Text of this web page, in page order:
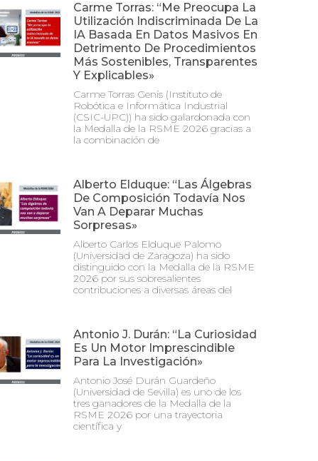
Carme Torras: “Me Preocupa La
Utilización Indiscriminada De La
IA Basada En Datos Masivos En
Detrimento De Procedimientos
Más Sostenibles, Transparentes
Y Explicables»
Carme Torras Genís (Instituto de
Robótica e Informática Industrial
(CSIC-UPC)) ha sido galardonada con
la Medalla de la RSME 2026 gracias a
la combinación de
Alberto Elduque: “Las Álgebras
De Composición Todavía Nos
Van A Deparar Muchas
Sorpresas»
Alberto Carlos Elduque Palomo
(Universidad de Zaragoza) ha sido
distinguido con la Medalla de la RSME
2026 por sus sobresalientes
contribuciones a diversas áreas del
Antonio J. Durán: “La Curiosidad
Es Un Motor Imprescindible
Para La Investigación»
Antonio José Durán Guardeño
(Universidad de Sevilla) es uno de los
tres ganadores de la Medalla de la
RSME 2026 por una trayectoria
científica y